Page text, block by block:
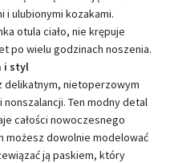
i ulubionymi kozakami.
otula ciało, nie krępuje
po wielu godzinach noszenia.
i styl
delikatnym, nietoperzowym
Ten modny detal
całości nowoczesnego
możesz dowolnie modelować
ją paskiem, który